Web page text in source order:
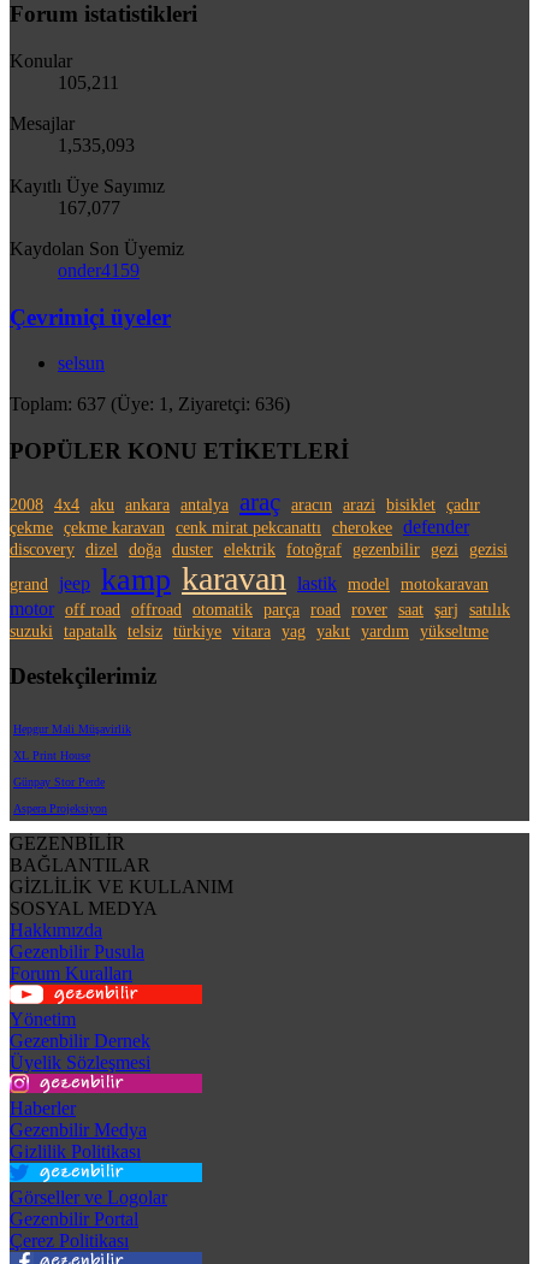
Forum istatistikleri
Konular
105,211
Mesajlar
1,535,093
Kayıtlı Üye Sayımız
167,077
Kaydolan Son Üyemiz
onder4159
Çevrimiçi üyeler
selsun
Toplam: 637 (Üye: 1, Ziyaretçi: 636)
POPÜLER KONU ETİKETLERİ
2008 4x4 aku ankara antalya araç aracın arazi bisiklet çadır
çekme çekme karavan cenk mirat pekcanattı cherokee defender
discovery dizel doğa duster elektrik fotoğraf gezenbilir gezi
gezisi
grand
jeep kamp karavan lastik model motokaravan
motor off road offroad otomatik parça road rover saat şarj
satılık
suzuki
tapatalk telsiz türkiye vitara yag yakıt yardım yükseltme
Destekçilerimiz
Hepgur Mali Müşavirlik
XL Print House
Günpay Stor Perde
Aspera Projeksiyon
GEZENBİLİR
BAĞLANTILAR
GİZLİLİK VE KULLANIM
SOSYAL MEDYA
Hakkımızda
Gezenbilir Pusula
Forum Kuralları
Yönetim
Gezenbilir Dernek
Üyelik Sözleşmesi
Haberler
Gezenbilir Medya
Gizlilik Politikası
Görseller ve Logolar
Gezenbilir Portal
Çerez Politikası